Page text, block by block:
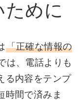
ために
「正確な情報の
は、電話よりも
る内容をテンプ
時間で済みま